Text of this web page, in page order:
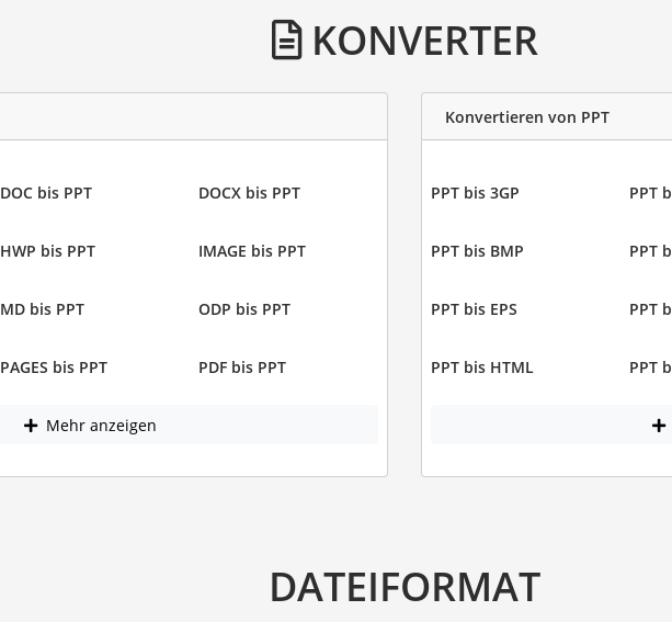
KONVERTER
DOC bis PPT DOCX bis PPT
HWP bis PPT IMAGE bis PPT
MD bis PPT ODP bis PPT
PAGES bis PPT PDF bis PPT
Mehr anzeigen
Konvertieren von PPT
PPT bis 3GP PPT
PPT bis BMP PPT
PPT bis EPS PPT
PPT bis HTML PPT
DATEIFORMAT